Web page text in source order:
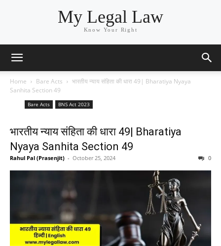
My Legal Law
Know Your Right
Home Bare Acts
भारतीय न्याय संहिता की धारा 49| Bharatiya Nyaya
Sanhita Section 49
Bare Acts BNS Act 2023
भारतीय न्याय संहिता की धारा 49| Bharatiya
Nyaya Sanhita Section 49
Rahul Pal (Prasenjit) - October 25, 2024 0